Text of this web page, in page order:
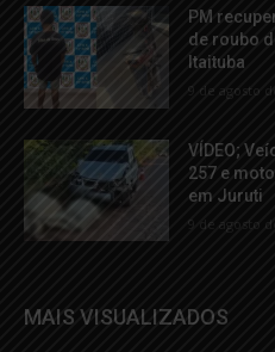
PM
de roubo
Itaituba
9 de agosto
VÍDEO;
257 e
em Juruti
9 de agosto
MAIS VISUALIZADOS